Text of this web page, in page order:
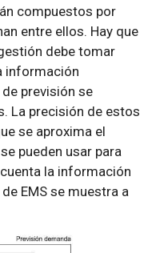
compuestos por
entre ellos. Hay que
debe tomar
información
previsión se
La precisión de estos
se aproxima el
pueden usar para
la información
EMS se muestra a